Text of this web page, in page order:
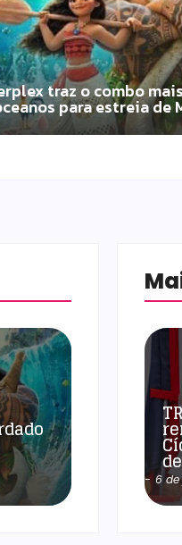
traz o combo
para estreia de
- 6